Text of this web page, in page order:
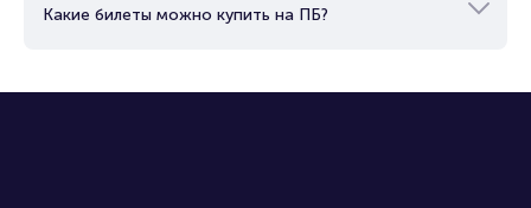
Какие билеты можно купить на ПБ?